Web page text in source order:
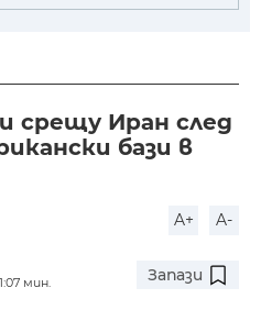
срещу Иран след
бази в
A+ A-
мин. Запази